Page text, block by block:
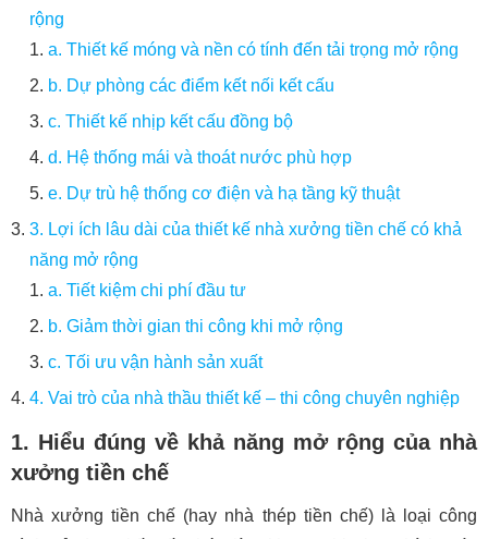
rộng
a. Thiết kế móng và nền có tính đến tải trọng mở rộng
b. Dự phòng các điểm kết nối kết cấu
c. Thiết kế nhịp kết cấu đồng bộ
d. Hệ thống mái và thoát nước phù hợp
e. Dự trù hệ thống cơ điện và hạ tầng kỹ thuật
3. Lợi ích lâu dài của thiết kế nhà xưởng tiền chế có khả
năng mở rộng
a. Tiết kiệm chi phí đầu tư
b. Giảm thời gian thi công khi mở rộng
c. Tối ưu vận hành sản xuất
4. Vai trò của nhà thầu thiết kế – thi công chuyên nghiệp
1. Hiểu đúng về khả năng mở rộng của nhà
xưởng tiền chế
Nhà xưởng tiền chế (hay nhà thép tiền chế) là loại công